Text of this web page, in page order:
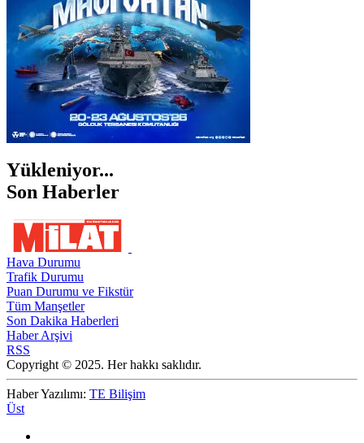
Yükleniyor...
Son Haberler
Hava Durumu
Trafik Durumu
Puan Durumu ve Fikstür
Tüm Manşetler
Son Dakika Haberleri
Haber Arşivi
RSS
Copyright © 2025. Her hakkı saklıdır.
Haber Yazılımı: TE Bilişim
Üst